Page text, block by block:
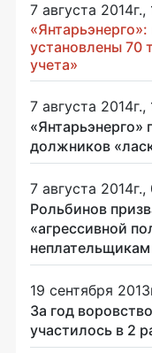
7 августа 2014г.,
установлены 70
учета»
7 августа 2014г.,
должников
7 августа 2014г.,
Рольбинов
«агрессивной
неплательщикам
19 сентября
За год
участилось в 2